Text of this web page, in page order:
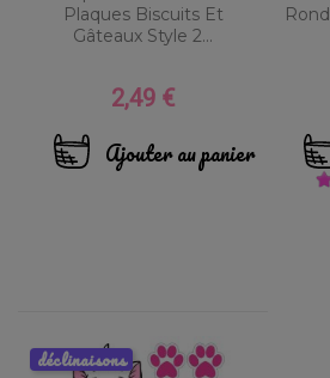
Plaques Biscuits Et
Gâteaux Style 2...
Prix
2,49 €
Ajouter au panier
déclinaisons